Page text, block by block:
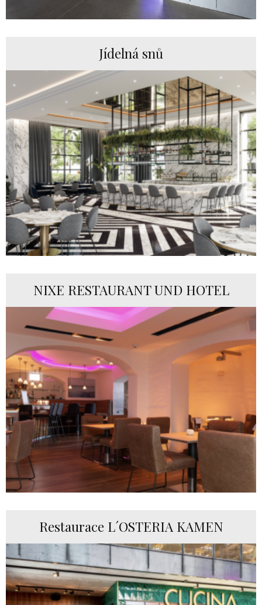
Jídelná snů
NIXE RESTAURANT UND HOTEL
Restaurace L´OSTERIA KAMEN